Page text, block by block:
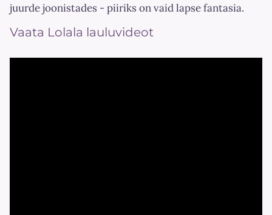
juurde joonistades - piiriks on vaid lapse fantasia.
Vaata Lolala lauluvideot